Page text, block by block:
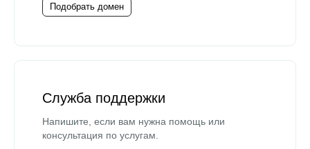
Подобрать домен
Служба поддержки
Напишите, если вам нужна помощь или
консультация по услугам.